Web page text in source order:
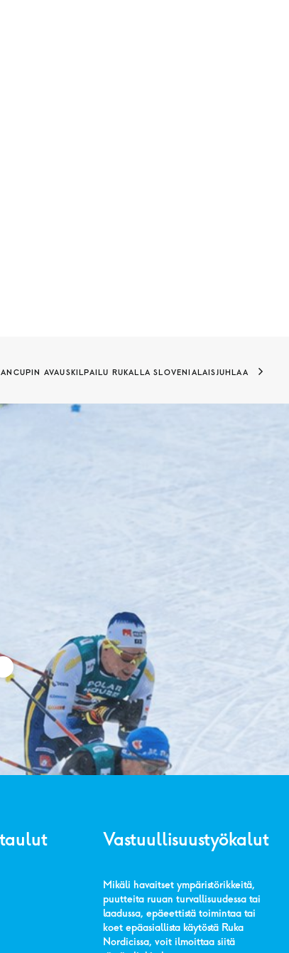
AVAUSKILPAILU RUKALLA SLOVENIALAISJUHLAA
Vastuullisuustyökalut
Mikäli havaitset ympäristörikkeitä,
puutteita ruuan turvallisuudessa tai
laadussa, epäeettistä toimintaa tai
koet epäasiallista käytöstä Ruka
Nordicissa, voit ilmoittaa siitä